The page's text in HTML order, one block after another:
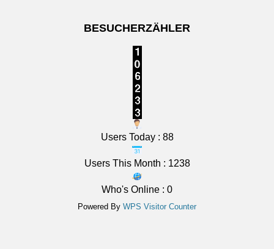
BESUCHERZÄHLER
Users Today : 88
Users This Month : 1238
Who's Online : 0
Powered By WPS Visitor Counter